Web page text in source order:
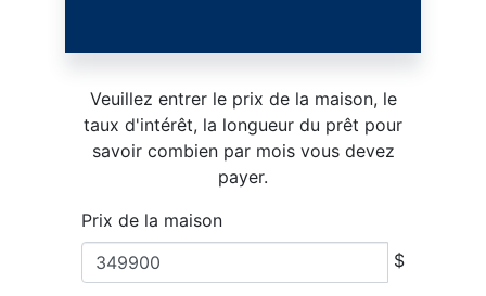
Veuillez entrer le prix de la maison, le
taux d'intérêt, la longueur du prêt pour
savoir combien par mois vous devez
payer.
Prix de la maison
$